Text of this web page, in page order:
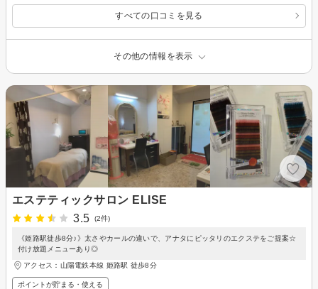
すべての口コミを見る
その他の情報を表示
エステティックサロン ELISE
3.5
(2件)
《姫路駅徒歩8分♪》太さやカールの違いで、アナタにピッタリのエクステをご提案☆
付け放題メニューあり◎
アクセス：山陽電鉄本線 姫路駅 徒歩8分
ポイントが貯まる・使える